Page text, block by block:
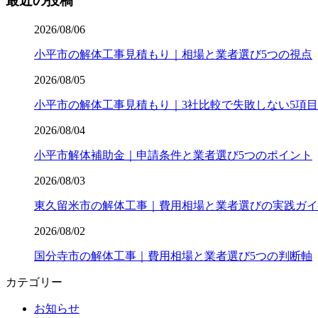
2026/08/06
小平市の解体工事見積もり｜相場と業者選び5つの視点
2026/08/05
小平市の解体工事見積もり｜3社比較で失敗しない5項目
2026/08/04
小平市解体補助金｜申請条件と業者選び5つのポイント
2026/08/03
東久留米市の解体工事｜費用相場と業者選びの実践ガ
2026/08/02
国分寺市の解体工事｜費用相場と業者選び5つの判断軸
カテゴリー
お知らせ